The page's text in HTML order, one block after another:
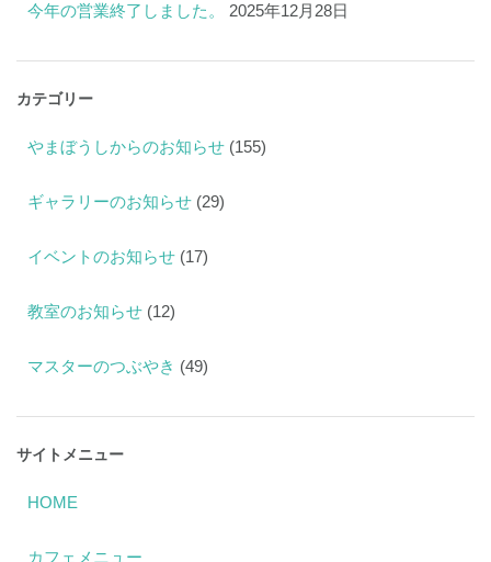
今年の営業終了しました。 2025年12月28日
カテゴリー
やまぼうしからのお知らせ (155)
ギャラリーのお知らせ (29)
イベントのお知らせ (17)
教室のお知らせ (12)
マスターのつぶやき (49)
サイトメニュー
HOME
カフェメニュー